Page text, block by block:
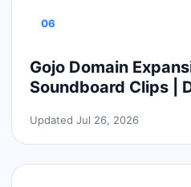
06
Gojo Domain
Soundboard Clips |
Updated Jul 26, 2026